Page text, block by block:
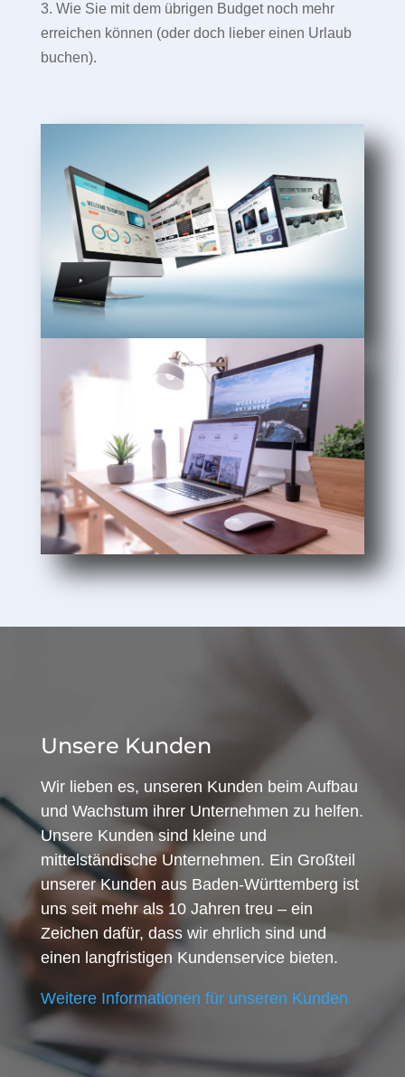
3. Wie Sie mit dem übrigen Budget noch mehr
erreichen können (oder doch lieber einen Urlaub
buchen).
Unsere Kunden
Wir lieben es, unseren Kunden beim Aufbau
und Wachstum ihrer Unternehmen zu helfen.
Unsere Kunden sind kleine und
mittelständische Unternehmen. Ein Großteil
unserer Kunden aus Baden-Württemberg ist
uns seit mehr als 10 Jahren treu – ein
Zeichen dafür, dass wir ehrlich sind und
einen langfristigen Kundenservice bieten.
Weitere Informationen für unseren Kunden